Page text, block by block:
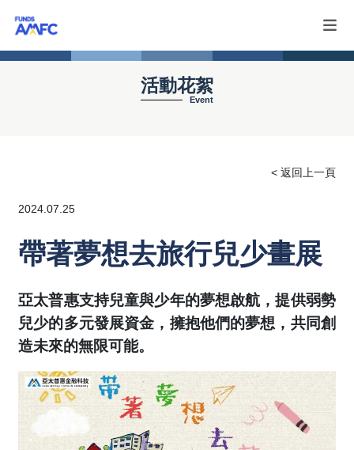
活動花絮
Event
< 返回上一頁
2024.07.25
帶著夢想去旅行兒少畫展
亞太普惠支持兒童與少年的夢想啟航，提供弱勢
兒少的多元發展資金，擁抱他們的夢想，共同創
造未來的無限可能。